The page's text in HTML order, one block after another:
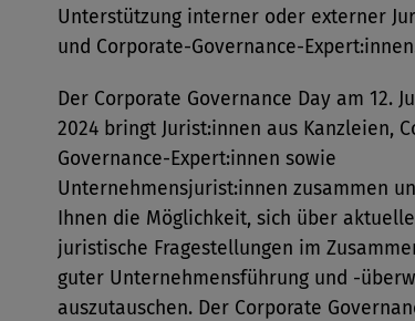
Unterstützung interner oder externer
und Corporate-Governance-
Der Corporate Governance Day am 12.
2024 bringt Jurist:innen aus Kanzleien,
Governance-Expert:innen sowie
Unternehmensjurist:innen zusammen
Ihnen die Möglichkeit, sich über aktuelle
juristische Fragestellungen im
guter Unternehmensführung und -
auszutauschen. Der Corporate